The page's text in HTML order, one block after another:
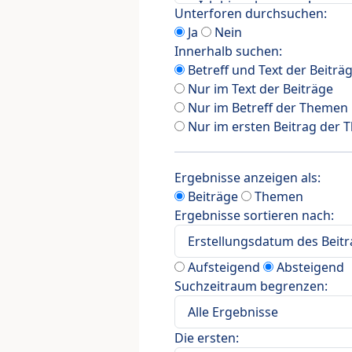
Unterforen durchsuchen:
Ja
Nein
Innerhalb suchen:
Betreff und Text der
Nur im Text der Beiträge
Nur im Betreff der Themen
Nur im ersten Beitrag der
Ergebnisse anzeigen als:
Beiträge
Themen
Ergebnisse sortieren nach:
Aufsteigend
Absteigend
Suchzeitraum begrenzen:
Die ersten: